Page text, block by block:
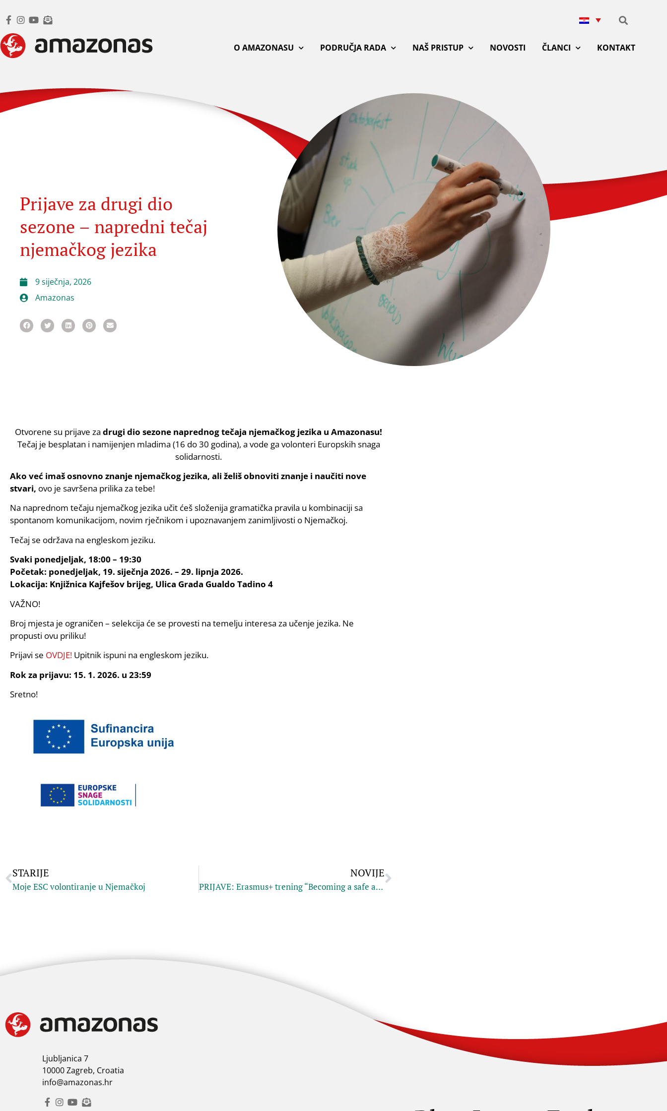
O AMAZONASU PODRUČJA RADA NAŠ PRISTUP NOVOSTI ČLANCI KONTAKT
Prijave za drugi dio
sezone – napredni tečaj
njemačkog jezika
9 siječnja, 2026
Amazonas
Otvorene su prijave za drugi dio sezone naprednog tečaja njemačkog jezika u Amazonasu!
Tečaj je besplatan i namijenjen mladima (16 do 30 godina), a vode ga volonteri Europskih snaga
solidarnosti.
Ako već imaš osnovno znanje njemačkog jezika, ali želiš obnoviti znanje i naučiti nove
stvari, ovo je savršena prilika za tebe!
Na naprednom tečaju njemačkog jezika učit ćeš složenija gramatička pravila u kombinaciji sa
spontanom komunikacijom, novim rječnikom i upoznavanjem zanimljivosti o Njemačkoj.
Tečaj se održava na engleskom jeziku.
Svaki ponedjeljak, 18:00 – 19:30
Početak: ponedjeljak, 19. siječnja 2026. – 29. lipnja 2026.
Lokacija: Knjižnica Kajfešov brijeg, Ulica Grada Gualdo Tadino 4
VAŽNO!
Broj mjesta je ograničen – selekcija će se provesti na temelju interesa za učenje jezika. Ne
propusti ovu priliku!
Prijavi se OVDJE! Upitnik ispuni na engleskom jeziku.
Rok za prijavu: 15. 1. 2026. u 23:59
Sretno!
STARIJE
Moje ESC volontiranje u Njemačkoj
NOVIJE
PRIJAVE: Erasmus+ trening “Becoming a safe adult” u Fužinama!
Ljubljanica 7
10000 Zagreb, Croatia
info@amazonas.hr